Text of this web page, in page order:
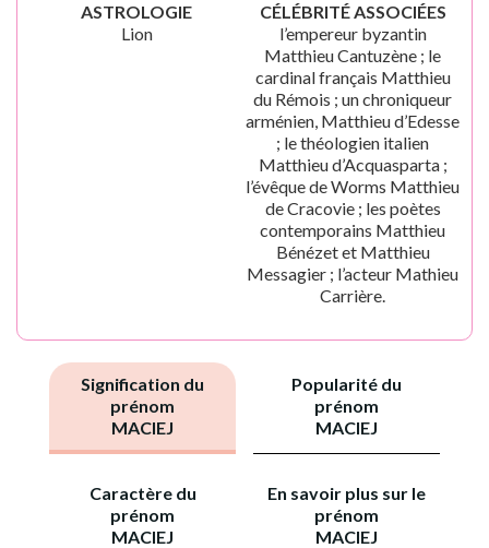
ASTROLOGIE
Lion
CÉLÉBRITÉ ASSOCIÉES
l’empereur byzantin
Matthieu Cantuzène ; le
cardinal français Matthieu
du Rémois ; un chroniqueur
arménien, Matthieu d’Edesse
; le théologien italien
Matthieu d’Acquasparta ;
l’évêque de Worms Matthieu
de Cracovie ; les poètes
contemporains Matthieu
Bénézet et Matthieu
Messagier ; l’acteur Mathieu
Carrière.
Signification du
prénom
MACIEJ
Popularité du
prénom
MACIEJ
Caractère du
prénom
MACIEJ
En savoir plus sur le
prénom
MACIEJ